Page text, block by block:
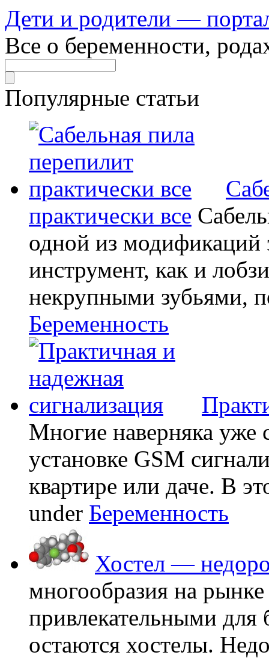
Дети и родители —
Все о беременности,
Популярные статьи
практически все
одной из модификаций
инструмент, как и
некрупными зубьями,
Беременность
Многие наверняка уже
установке GSM
квартире или даче. В
under Беременность
Хостел —
многообразия на
привлекательными
остаются хостелы.